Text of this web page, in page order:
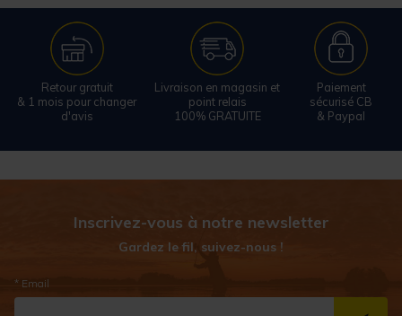
Retour gratuit
& 1 mois pour changer
d'avis
Livraison en magasin et
point relais
100% GRATUITE
Paiement
sécurisé CB
& Paypal
Inscrivez-vous à notre newsletter
Gardez le fil, suivez-nous !
* Email